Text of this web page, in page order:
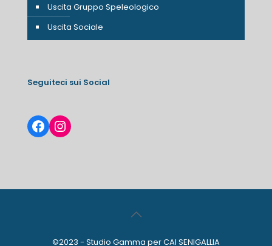
Uscita Gruppo Speleologico
Uscita Sociale
Seguiteci sui Social
Facebook
Instagram
©2023 - Studio Gamma per CAI SENIGALLIA